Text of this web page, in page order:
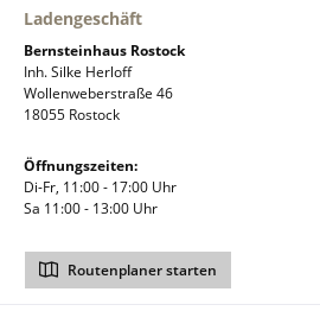
Ladengeschäft
Bernsteinhaus Rostock
Inh. Silke Herloff
Wollenweberstraße 46
18055 Rostock
Öffnungszeiten:
Di-Fr, 11:00 - 17:00 Uhr
Sa 11:00 - 13:00 Uhr
Routenplaner starten